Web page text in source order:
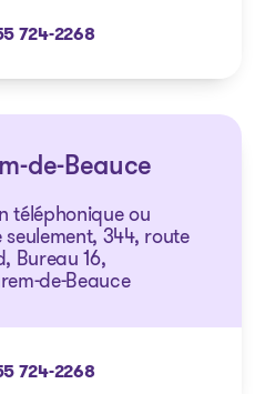
724-2268
de-Beauce
téléphonique ou
344, route
Bureau 16,
de-Beauce
724-2268